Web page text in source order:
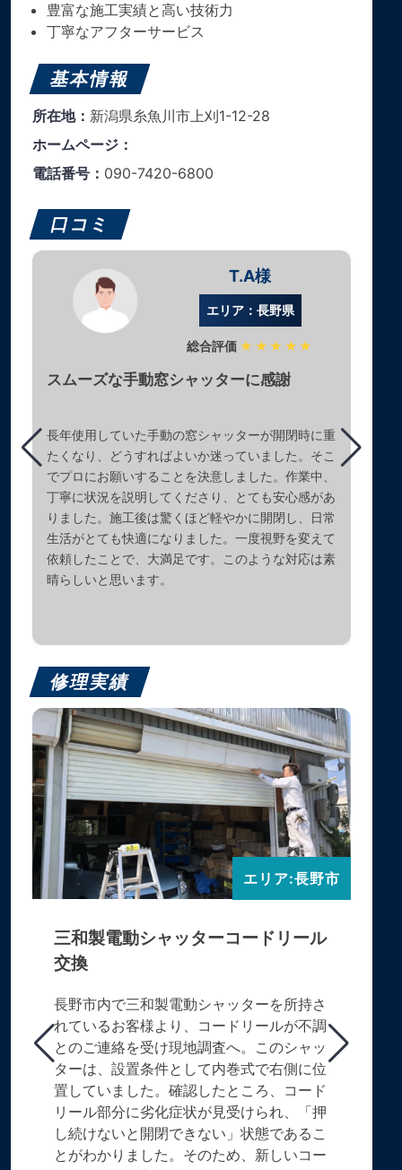
豊富な施工実績と高い技術力
丁寧なアフターサービス
基本情報
所在地： 新潟県糸魚川市上刈1-12-28
ホームページ：
電話番号： 090-7420-6800
口コミ
T.A様
エリア：長野県
総合評価 ★★★★★
スムーズな手動窓シャッターに感謝
長年使用していた手動の窓シャッターが開閉時に重
たくなり、どうすればよいか迷っていました。そこ
でプロにお願いすることを決意しました。作業中、
丁寧に状況を説明してくださり、とても安心感があ
りました。施工後は驚くほど軽やかに開閉し、日常
生活がとても快適になりました。一度視野を変えて
依頼したことで、大満足です。このような対応は素
晴らしいと思います。
修理実績
エリア:長野市
三和製電動シャッターコードリール
交換
長野市内で三和製電動シャッターを所持さ
れているお客様より、コードリールが不調
とのご連絡を受け現地調査へ。このシャッ
ターは、設置条件として内巻式で右側に位
置していました。確認したところ、コード
リール部分に劣化症状が見受けられ、「押
し続けないと開閉できない」状態であるこ
とがわかりました。そのため、新しいコー